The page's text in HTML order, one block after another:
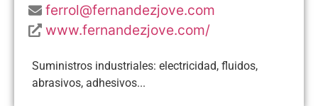
ferrol@fernandezjove.com
www.fernandezjove.com/
Suministros industriales: electricidad, fluidos,
abrasivos, adhesivos...